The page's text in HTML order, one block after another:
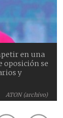
ATON (archivo)
en una
oposición se
y